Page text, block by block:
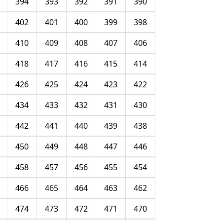
398
399
400
401
402
406
407
408
409
410
414
415
416
417
418
422
423
424
425
426
430
431
432
433
434
438
439
440
441
442
446
447
448
449
450
454
455
456
457
458
462
463
464
465
466
470
471
472
473
474